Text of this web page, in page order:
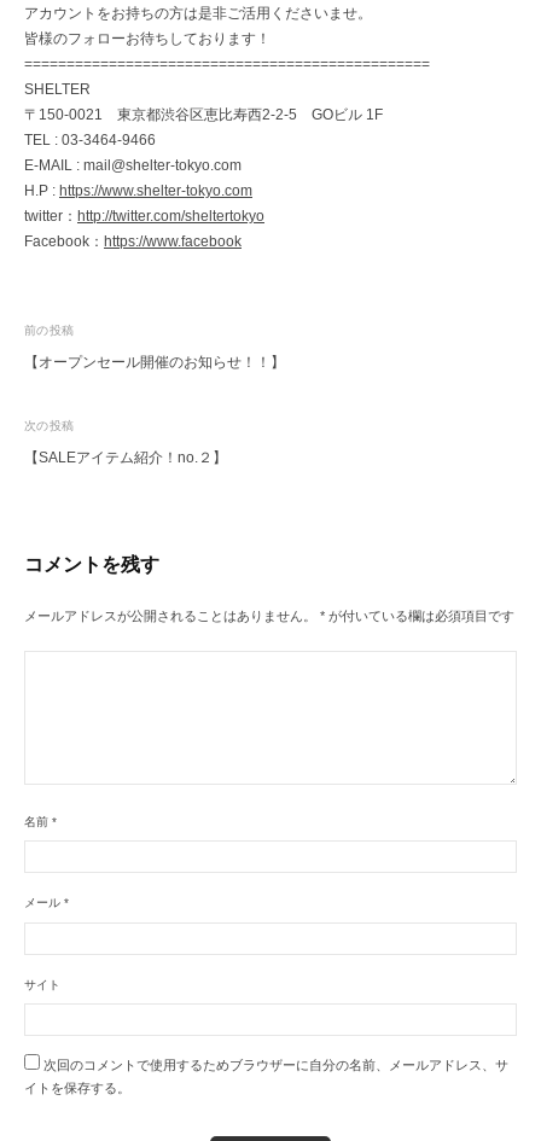
アカウントをお持ちの方は是非ご活用くださいませ。
皆様のフォローお待ちしております！
================================================
SHELTER
〒150-0021 東京都渋谷区恵比寿西2-2-5 GOビル 1F
TEL : 03-3464-9466
E-MAIL : mail@shelter-tokyo.com
H.P : https://www.shelter-tokyo.com
twitter： http://twitter.com/sheltertokyo
Facebook： https://www.facebook
投
稿
ビ
ゲ
ョ
ン
前の投稿
【オープンセール開催のお知らせ！！】
次の投稿
【SALEアイテム紹介！no.２】
コメントを残す
メールアドレスが公開されることはありません。 * が付いている欄は必須項目です
名前 *
メール *
サイト
次回のコメントで使用するためブラウザーに自分の名前、メールアドレス、サ
イトを保存する。